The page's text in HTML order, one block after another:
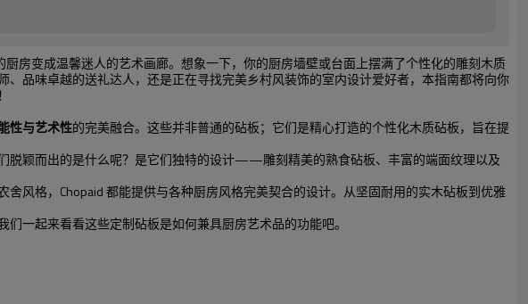
房变成温馨迷人的艺术画廊。想象一下，你的厨房墙壁或台面上摆满了个性化的雕刻木质
品味卓越的送礼达人，还是正在寻找完美乡村风装饰的室内设计爱好者，本指南都将向你
性与艺术性的完美融合。这些并非普通的砧板；它们是精心打造的个性化木质砧板，旨在提
脱颖而出的是什么呢？是它们独特的设计——雕刻精美的熟食砧板、丰富的端面纹理以及
风格，Chopaid 都能提供与各种厨房风格完美契合的设计。从坚固耐用的实木砧板到优雅
一起来看看这些定制砧板是如何兼具厨房艺术品的功能吧。